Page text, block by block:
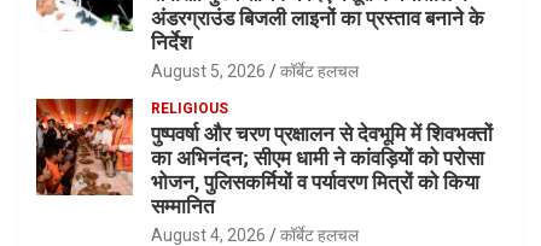
अंडरग्राउंड बिजली लाइनों का प्रस्ताव बनाने के
निर्देश
August 5, 2026 कॉर्बेट हलचल
RELIGIOUS
पुष्पवर्षा और चरण प्रक्षालन से देवभूमि में शिवभक्तों
का अभिनंदन; सीएम धामी ने कांवड़ियों को परोसा
भोजन, पुलिसकर्मियों व पर्यावरण मित्रों को किया
सम्मानित
August 4, 2026 कॉर्बेट हलचल